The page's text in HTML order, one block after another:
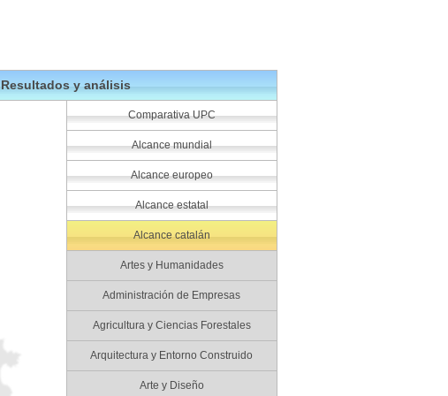
Resultados y análisis
Comparativa UPC
Alcance mundial
Alcance europeo
Alcance estatal
Alcance catalán
Artes y Humanidades
Administración de Empresas
Agricultura y Ciencias Forestales
Arquitectura y Entorno Construido
Arte y Diseño